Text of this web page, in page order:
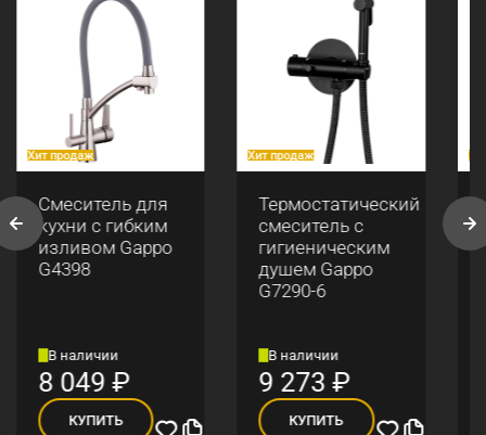
Хит продаж
Смеситель для
кухни с гибким
изливом Gappo
G4398
В наличии
8 049₽
КУПИТЬ
Хит продаж
Термостатический
смеситель с
гигиеническим
душем Gappo
G7290-6
В наличии
9 273₽
КУПИТЬ